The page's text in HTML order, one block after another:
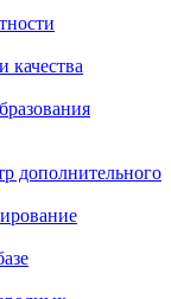
качества
дополнительного